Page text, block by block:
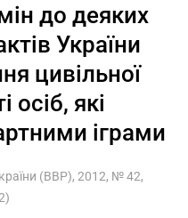
до деяких
України
цивільної
осіб, які
іграми
(ВВР), 2012, № 42,